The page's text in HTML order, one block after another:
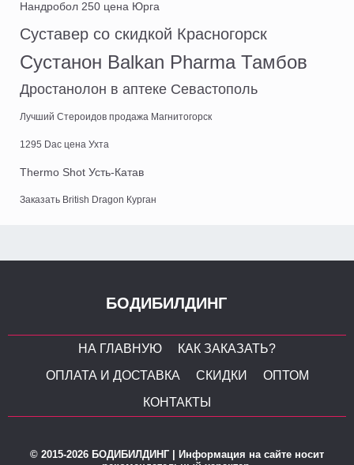
Нандробол 250 цена Юрга
Суставер со скидкой Красногорск
Сустанон Balkan Pharma Тамбов
Дростанолон в аптеке Севастополь
Лучший Стероидов продажа Магнитогорск
1295 Dac цена Ухта
Thermo Shot Усть-Катав
Заказать British Dragon Курган
БОДИБИЛДИНГ
НА ГЛАВНУЮ
КАК ЗАКАЗАТЬ?
ОПЛАТА И ДОСТАВКА
СКИДКИ
ОПТОМ
КОНТАКТЫ
© 2015-2026 БОДИБИЛДИНГ | Информация на сайте носит